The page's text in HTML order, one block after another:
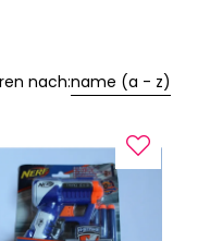
nach:name (a - z)